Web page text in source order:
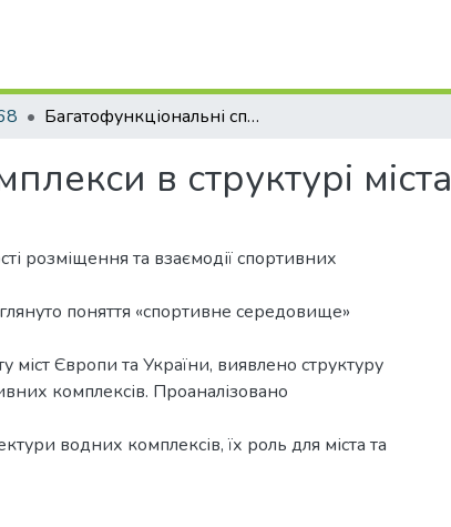
Багатофункціональні спортивні комплекси в структурі міста
в структурі міста
розміщення та взаємодії спортивних
поняття «спортивне середовище»
міст Європи та України, виявлено структуру
комплексів. Проаналізовано
водних комплексів, їх роль для міста та